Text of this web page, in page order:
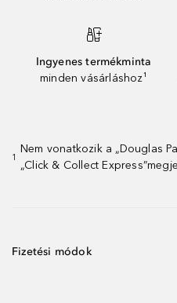
Ingyenes termékminta
minden vásárláshoz¹
1
Nem vonatkozik a „Douglas
„Click & Collect
Fizetési módok